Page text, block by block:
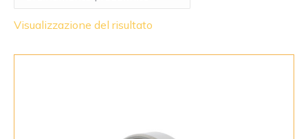
Visualizzazione del risultato